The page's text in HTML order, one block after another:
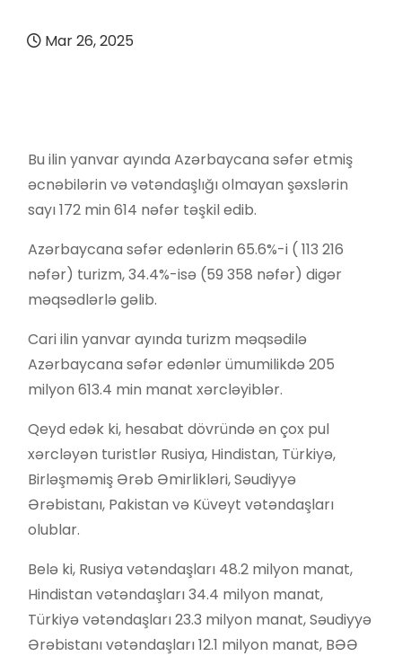
Mar 26, 2025
Bu ilin yanvar ayında Azərbaycana səfər etmiş
əcnəbilərin və vətəndaşlığı olmayan şəxslərin
sayı 172 min 614 nəfər təşkil edib.
Azərbaycana səfər edənlərin 65.6%-i ( 113 216
nəfər) turizm, 34.4%-isə (59 358 nəfər) digər
məqsədlərlə gəlib.
Cari ilin yanvar ayında turizm məqsədilə
Azərbaycana səfər edənlər ümumilikdə 205
milyon 613.4 min manat xərcləyiblər.
Qeyd edək ki, hesabat dövründə ən çox pul
xərcləyən turistlər Rusiya, Hindistan, Türkiyə,
Birləşməmiş Ərəb Əmirlikləri, Səudiyyə
Ərəbistanı, Pakistan və Küveyt vətəndaşları
olublar.
Belə ki, Rusiya vətəndaşları 48.2 milyon manat,
Hindistan vətəndaşları 34.4 milyon manat,
Türkiyə vətəndaşları 23.3 milyon manat, Səudiyyə
Ərəbistanı vətəndaşları 12.1 milyon manat, BƏƏ